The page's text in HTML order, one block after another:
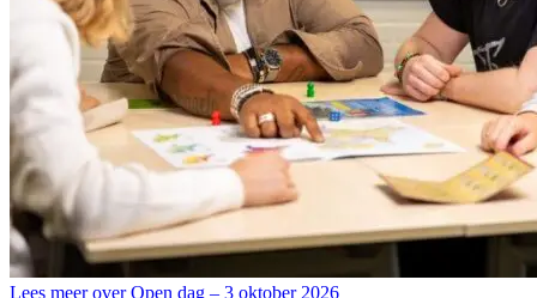
Lees meer over Open dag – 3 oktober 2026